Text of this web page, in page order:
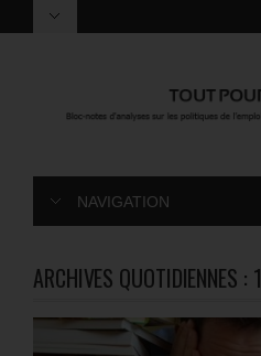
NAVIGATION
ARCHIVES QUOTIDIENNES :